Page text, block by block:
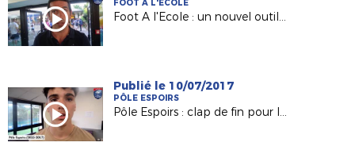
FOOT À L'ECOLE
Foot A l'Ecole : un nouvel outil pour les Responsables de Sections Sportives !
Publié le 10/07/2017
PÔLE ESPOIRS
Pôle Espoirs : clap de fin pour la Génération 2002 (Episode 1)